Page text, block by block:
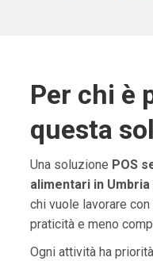
Per chi è
questa
Una soluzione POS
alimentari in Umbria
chi vuole lavorare
praticità e meno
Ogni attività ha